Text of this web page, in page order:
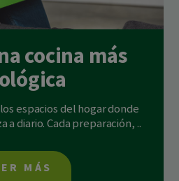
cocina más
espacios del hogar donde
a diario. Cada preparación, ..
MÁS